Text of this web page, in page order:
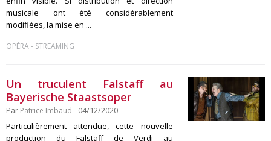
musicale ont été considérablement
modifiées, la mise en ...
OPÉRA- STREAMING
Un truculent Falstaff au
Bayerische Staastsoper
Par Patrice Imbaud - 04/12/2020
Particulièrement attendue, cette nouvelle
production du Falstaff de Verdi au